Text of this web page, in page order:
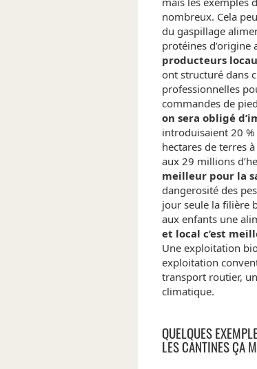
nombreux. Cela
du gaspillage
protéines d’origine
producteurs
ont structuré dans
professionnelles
commandes de
on sera obligé
introduisaient 20
hectares de terres
aux 29 millions
meilleur pour la
dangerosité des
jour seule la filière
aux enfants une
et local c’est
Une exploitation
exploitation
transport routier,
climatique.
QUELQUES
LES CANTINES ÇA